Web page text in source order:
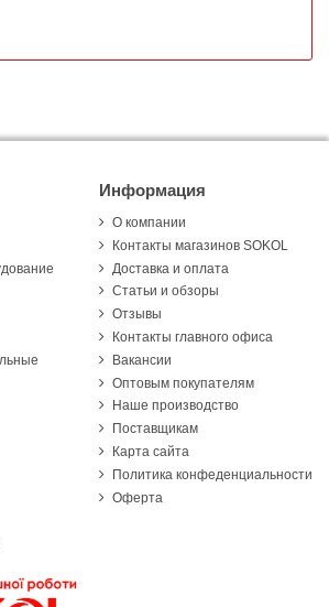
Информация
О компании
Контакты магазинов SOKOL
Доставка и оплата
Статьи и обзоры
Отзывы
Контакты главного офиса
Вакансии
Оптовым покупателям
Наше производство
Поставщикам
Карта сайта
Политика конфеденциальности
Оферта